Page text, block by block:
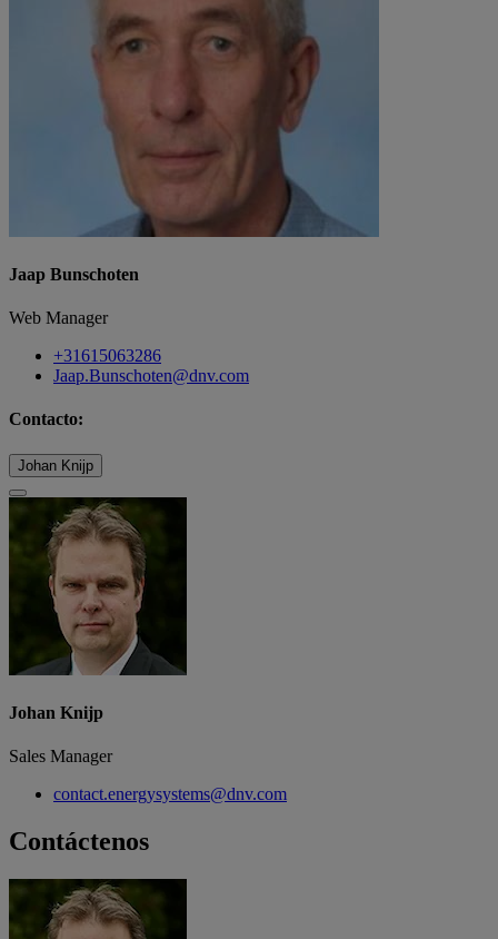
Jaap Bunschoten
Web Manager
+31615063286
Jaap.Bunschoten@dnv.com
Contacto:
Johan Knijp
Johan Knijp
Sales Manager
contact.energysystems@dnv.com
Contáctenos